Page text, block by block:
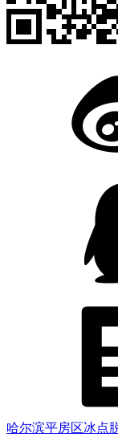
哈尔滨平房区冰点